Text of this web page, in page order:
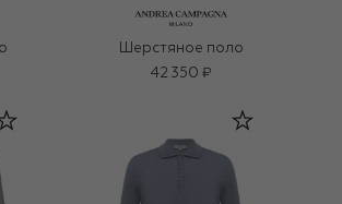
Шерстяное поло
42 350 ₽